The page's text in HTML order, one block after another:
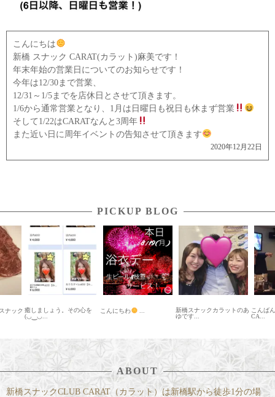
こんにちは
新橋 スナック CARAT(カラット)麻美です！
年末年始の営業日についてのお知らせです！
今年は12/30まで営業、
12/31～1/5までを店休日とさせて頂きます。
1/6から通常営業となり、1月は日曜日も祝日も休まず営業
そして1/22はCARATなんと3周年
また近い日に周年イベントの告知させて頂きます
2020年12月22日
PICKUP BLOG
心を こんにちわ ...
新橋スナックカラットのあ
ゆです...
こんばんわ♪ 新橋スナック
CA...
新橋ス
ナナで
ABOUT
新橋スナックCLUB CARAT（カラット）は新橋駅から徒歩1分の場